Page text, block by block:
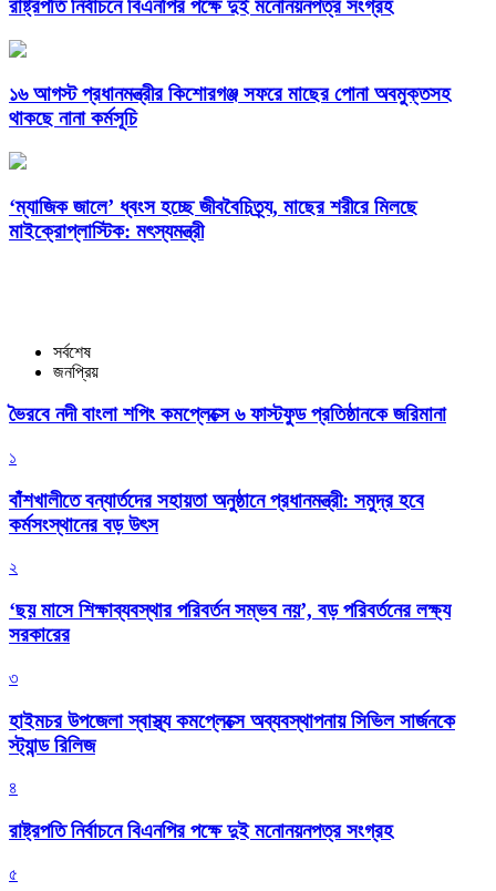
রাষ্ট্রপতি নির্বাচনে বিএনপির পক্ষে দুই মনোনয়নপত্র সংগ্রহ
১৬ আগস্ট প্রধানমন্ত্রীর কিশোরগঞ্জ সফরে মাছের পোনা অবমুক্তসহ
থাকছে নানা কর্মসূচি
‘ম্যাজিক জালে’ ধ্বংস হচ্ছে জীববৈচিত্র্য, মাছের শরীরে মিলছে
মাইক্রোপ্লাস্টিক: মৎস্যমন্ত্রী
সর্বশেষ
জনপ্রিয়
ভৈরবে নদী বাংলা শপিং কমপ্লেক্সে ৬ ফাস্টফুড প্রতিষ্ঠানকে জরিমানা
১
বাঁশখালীতে বন্যার্তদের সহায়তা অনুষ্ঠানে প্রধানমন্ত্রী: সমুদ্র হবে
কর্মসংস্থানের বড় উৎস
২
‘ছয় মাসে শিক্ষাব্যবস্থার পরিবর্তন সম্ভব নয়’, বড় পরিবর্তনের লক্ষ্য
সরকারের
৩
হাইমচর উপজেলা স্বাস্থ্য কমপ্লেক্সে অব্যবস্থাপনায় সিভিল সার্জনকে
স্ট্যান্ড রিলিজ
৪
রাষ্ট্রপতি নির্বাচনে বিএনপির পক্ষে দুই মনোনয়নপত্র সংগ্রহ
৫